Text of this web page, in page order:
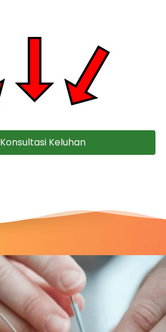
Konsultasi Keluhan